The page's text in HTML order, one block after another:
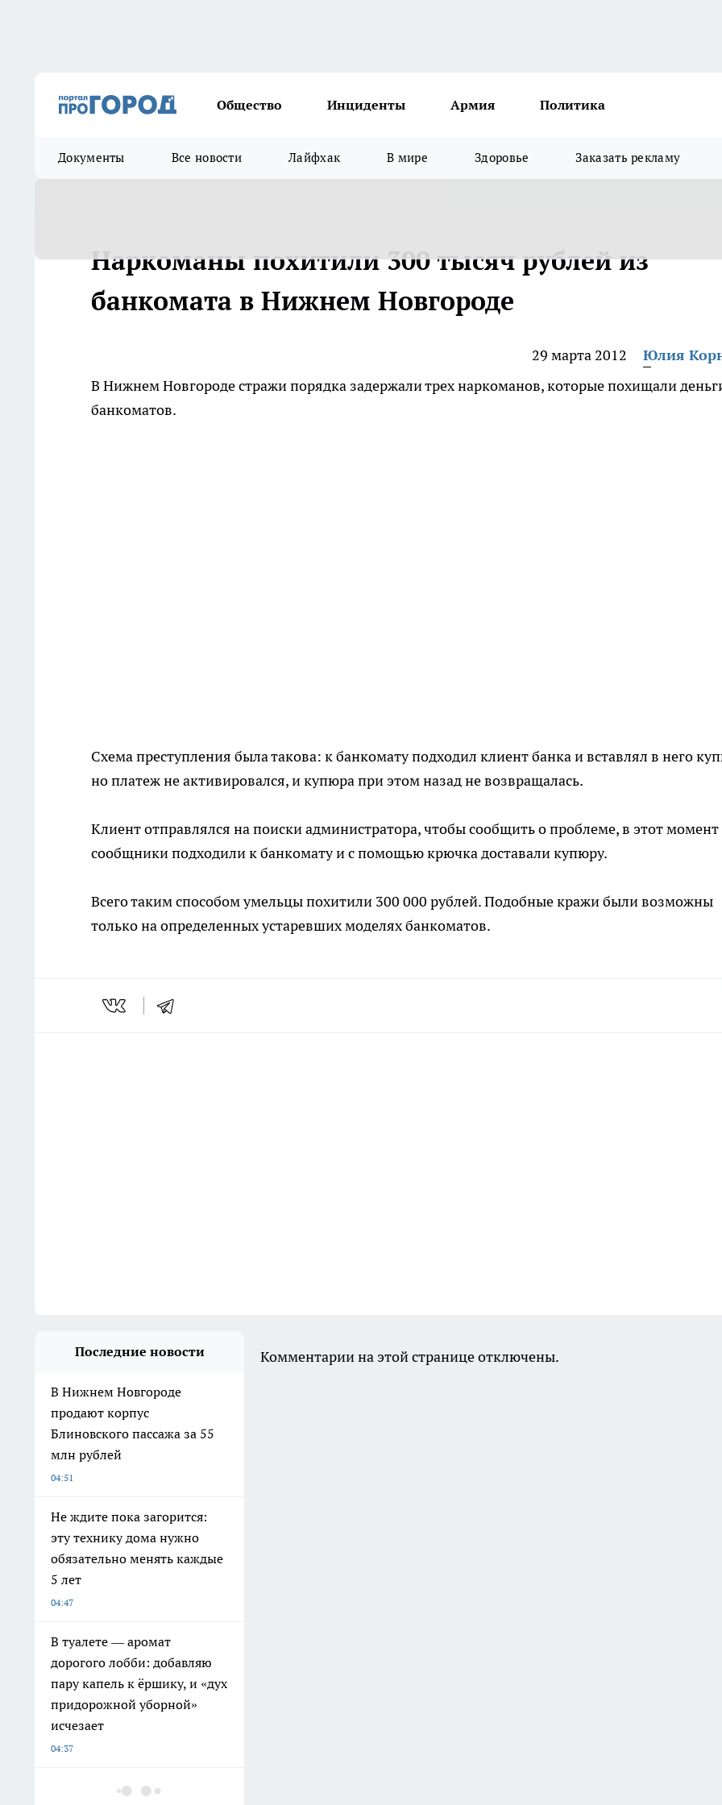
Общество Инциденты Армия Политика
Документы Все новости Лайфхак В мире Здоровье Заказать рекламу
Наркоманы похитили 300 тысяч рублей из
банкомата в Нижнем Новгороде
29 марта 2012
Юлия
В Нижнем Новгороде стражи порядка задержали трех наркоманов, которые похищали
банкоматов.
Схема преступления была такова: к банкомату подходил клиент банка и вставлял в него
но платеж не активировался, и купюра при этом назад не возвращалась.
Клиент отправлялся на поиски администратора, чтобы сообщить о проблеме, в этот момент
сообщники подходили к банкомату и с помощью крючка доставали купюру.
Всего таким способом умельцы похитили 300 000 рублей. Подобные кражи были возможны
только на определенных устаревших моделях банкоматов.
Последние новости
В Нижнем Новгороде
продают корпус
Блиновского пассажа за 55
млн рублей
04:51
Не ждите пока загорится:
эту технику дома нужно
обязательно менять каждые
5 лет
04:47
В туалете — аромат
дорогого лобби: добавляю
пару капель к ёршику, и «дух
придорожной уборной»
исчезает
04:37
Я забрала отца к себе после
Комментарии на этой странице отключены.